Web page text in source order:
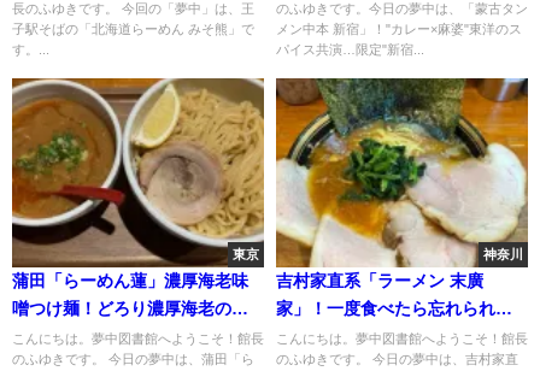
くの「北海道らーめん みそ
熊」。
長のふゆきです。 今回の「夢中」は、王
子駅そばの「北海道らーめん みそ熊」で
す。...
のふゆきです。今日の夢中は、「蒙古タン
メン中本 新宿」！"カレー×麻婆"東洋のス
パイス共演…限定"新宿...
東京
蒲田「らーめん蓮」濃厚海老味
噌つけ麺！どろり濃厚海老の旨
みとモッチモチ極太麺の甘みと
こんにちは。夢中図書館へようこそ！館長
のふゆきです。 今日の夢中は、蒲田「ら
神奈川
吉村家直系「ラーメン 末廣
家」！一度食べたら忘れられな
い圧巻チャーシューメン
こんにちは。夢中図書館へようこそ！館長
のふゆきです。 今日の夢中は、吉村家直